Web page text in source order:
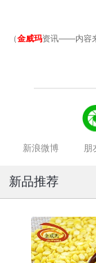
（金威玛资讯——内容
新浪微博 朋
新品推荐